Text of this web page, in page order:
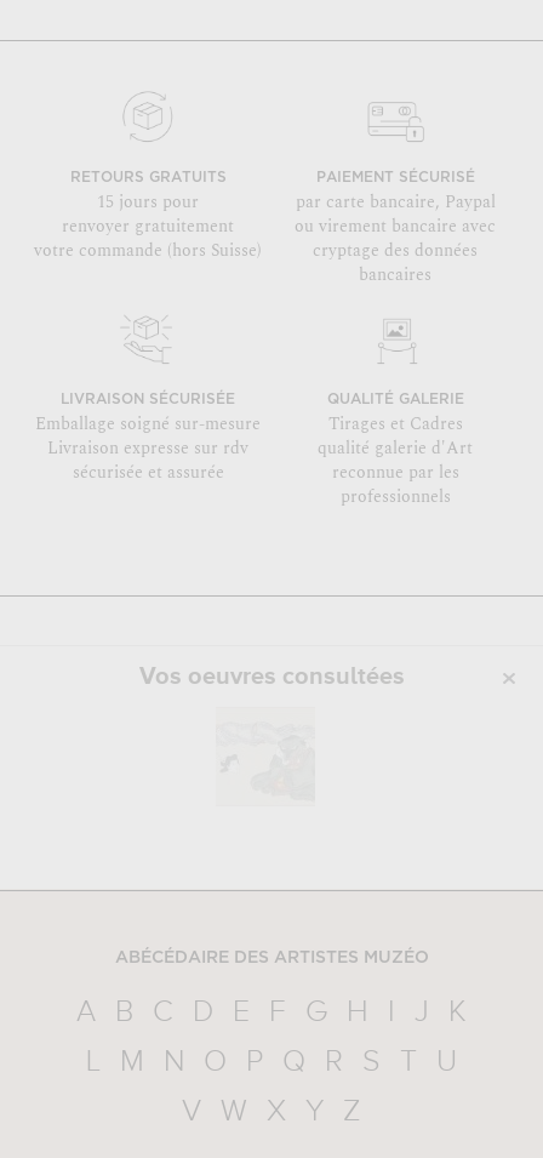
RETOURS GRATUITS
15 jours pour
renvoyer gratuitement
votre commande (hors Suisse)
PAIEMENT SÉCURISÉ
par carte bancaire, Paypal
ou virement bancaire avec
cryptage des données
bancaires
LIVRAISON SÉCURISÉE
Emballage soigné sur-mesure
Livraison expresse sur rdv
sécurisée et assurée
QUALITÉ GALERIE
Tirages et Cadres
qualité galerie d'Art
reconnue par les
professionnels
Vos oeuvres consultées
ABÉCÉDAIRE DES ARTISTES MUZÉO
A B C D E F G H J
K
L
M N O P Q R S
U
V
W X Y Z